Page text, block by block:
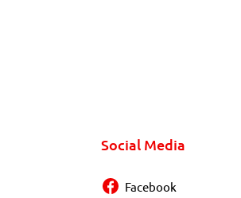
Social Media
Facebook